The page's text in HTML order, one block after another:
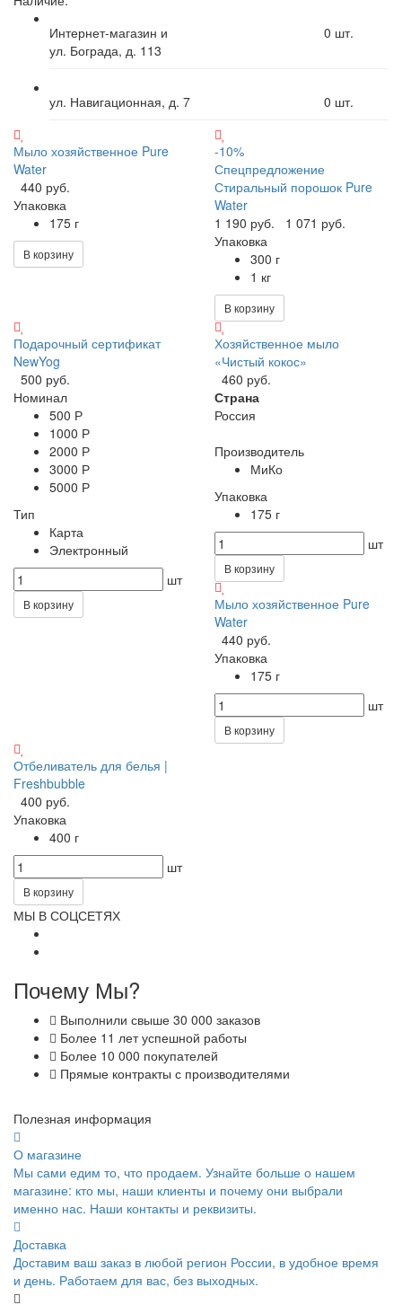
Интернет-магазин и
ул. Бограда, д. 113
0 шт.
ул. Навигационная, д. 7 0 шт.
Мыло хозяйственное Pure
Water
440 руб.
Упаковка
175 г
В корзину
-10%
Спецпредложение
Стиральный порошок Pure
Water
1 190 руб.
1 071 руб.
Упаковка
300 г
1 кг
В корзину
Подарочный сертификат
NewYog
500 руб.
Номинал
500 Р
1000 Р
2000 Р
3000 Р
5000 Р
Тип
Карта
Электронный
шт
В корзину
Хозяйственное мыло
«Чистый кокос»
460 руб.
Страна
Россия
Производитель
МиКо
Упаковка
175 г
шт
В корзину
Мыло хозяйственное Pure
Water
440 руб.
Упаковка
175 г
шт
В корзину
Отбеливатель для белья |
Freshbubble
400 руб.
Упаковка
400 г
шт
В корзину
МЫ В СОЦСЕТЯХ
Почему Мы?
Выполнили свыше 30 000 заказов
Более 11 лет успешной работы
Более 10 000 покупателей
Прямые контракты с производителями
Полезная информация
О магазине
Мы сами едим то, что продаем. Узнайте больше о нашем
магазине: кто мы, наши клиенты и почему они выбрали
именно нас. Наши контакты и реквизиты.
Доставка
Доставим ваш заказ в любой регион России, в удобное время
и день. Работаем для вас, без выходных.